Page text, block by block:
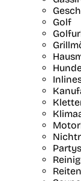
Golf
Reiten